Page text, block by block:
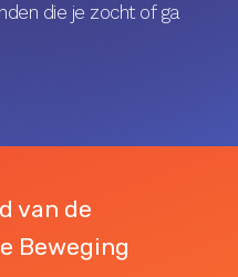
die je zocht of ga
van de
Beweging